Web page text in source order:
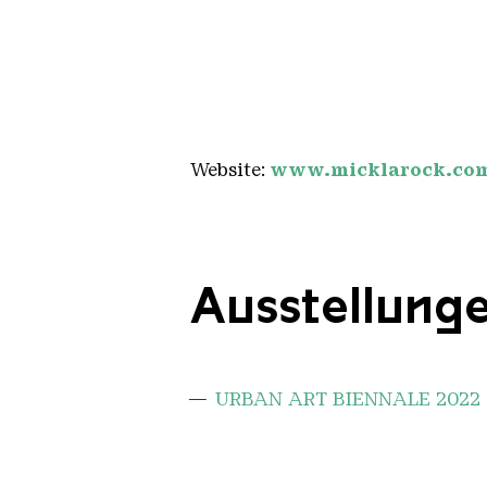
Website:
URBAN ART BIENNALE 2022